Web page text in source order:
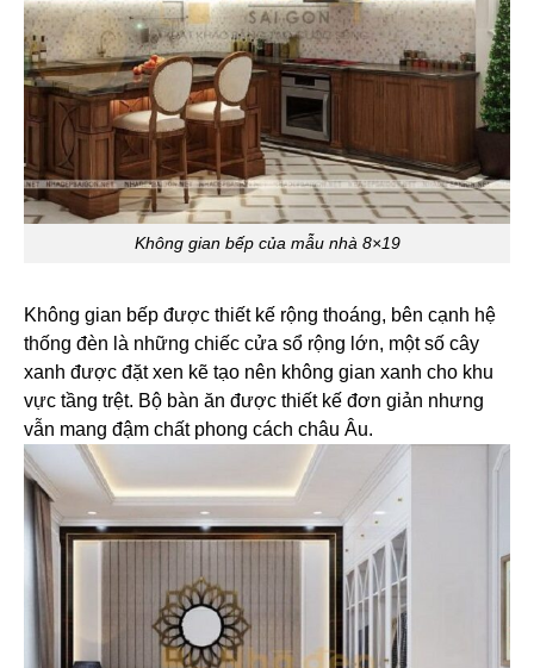
Không gian bếp của mẫu nhà 8×19
Không gian bếp được thiết kế rộng thoáng, bên cạnh hệ
thống đèn là những chiếc cửa sổ rộng lớn, một số cây
xanh được đặt xen kẽ tạo nên không gian xanh cho khu
vực tầng trệt. Bộ bàn ăn được thiết kế đơn giản nhưng
vẫn mang đậm chất phong cách châu Âu.